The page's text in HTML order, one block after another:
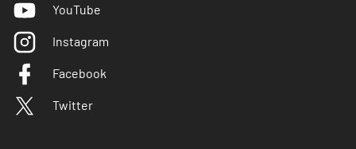
YouTube
Instagram
Facebook
Twitter